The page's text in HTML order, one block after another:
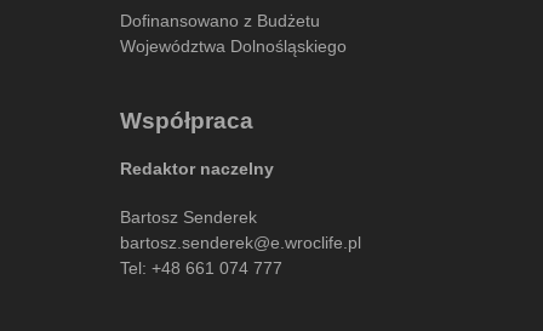
Dofinansowano z Budżetu
Województwa Dolnośląskiego
Współpraca
Redaktor naczelny
Bartosz Senderek
bartosz.senderek@e.wroclife.pl
Tel: +48 661 074 777